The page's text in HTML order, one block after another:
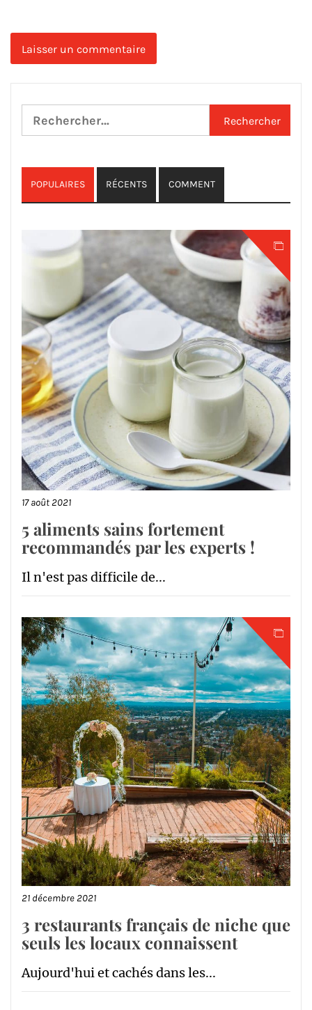
Rechercher :
POPULAIRES RÉCENTS COMMENT
17 août 2021
5 aliments sains fortement
recommandés par les experts !
Il n'est pas difficile de...
21 décembre 2021
3 restaurants français de niche que
seuls les locaux connaissent
Aujourd'hui et cachés dans les...